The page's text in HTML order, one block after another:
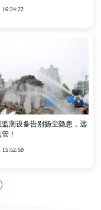
16:24:22
监测设备告别扬尘隐患，远
！
15:52:50